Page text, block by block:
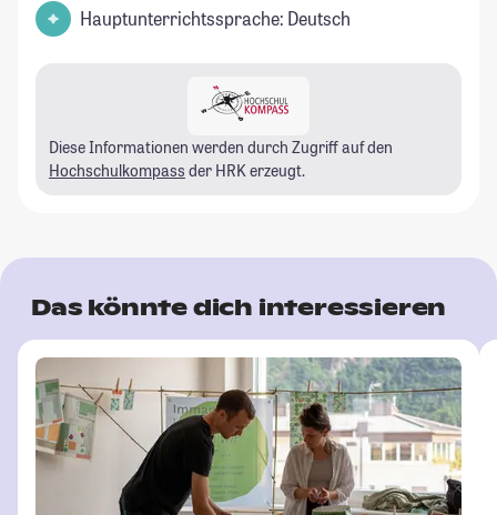
Hauptunterrichtssprache: Deutsch
Diese Informationen werden durch Zugriff auf den
Hochschulkompass der HRK erzeugt.
Das könnte dich interessieren